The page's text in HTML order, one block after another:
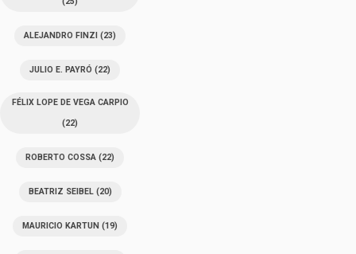
ALEJANDRO FINZI (23)
JULIO E. PAYRÓ (22)
FÉLIX LOPE DE VEGA CARPIO
(22)
ROBERTO COSSA (22)
BEATRIZ SEIBEL(20)
MAURICIO KARTUN (19)